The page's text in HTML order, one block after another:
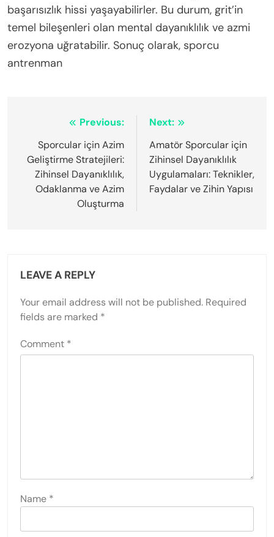
başarısızlık hissi yaşayabilirler. Bu durum, grit’in
temel bileşenleri olan mental dayanıklılık ve azmi
erozyona uğratabilir. Sonuç olarak, sporcu
antrenman
navigation
Previous:
Sporcular için Azim
Geliştirme Stratejileri:
Zihinsel Dayanıklılık,
Odaklanma ve Azim
Oluşturma
Next:
Amatör Sporcular için
Zihinsel Dayanıklılık
Uygulamaları: Teknikler,
Faydalar ve Zihin Yapısı
LEAVE A REPLY
Your email address will not be published. Required
fields are marked *
Comment *
Name *